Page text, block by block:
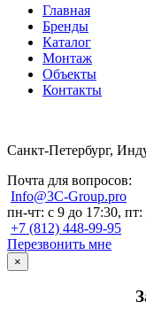
Главная
Бренды
Каталог
Монтаж
Объекты
Контакты
Санкт-Петербург,
Почта для вопросов:
Info@3C-Group.pro
пн-чт: с 9 до 17:30, пт:
+7 (812) 448-99-95
Перезвонить мне
×